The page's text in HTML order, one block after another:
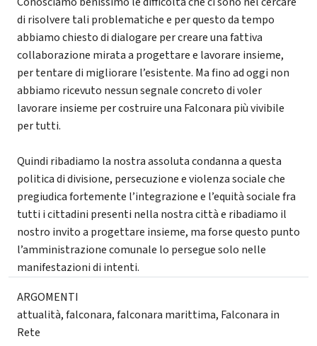
di risolvere tali problematiche e per questo da tempo
abbiamo chiesto di dialogare per creare una fattiva
collaborazione mirata a progettare e lavorare insieme,
per tentare di migliorare l’esistente. Ma fino ad oggi non
abbiamo ricevuto nessun segnale concreto di voler
lavorare insieme per costruire una Falconara più vivibile
per tutti.
Quindi ribadiamo la nostra assoluta condanna a questa
politica di divisione, persecuzione e violenza sociale che
pregiudica fortemente l’integrazione e l’equità sociale fra
tutti i cittadini presenti nella nostra città e ribadiamo il
nostro invito a progettare insieme, ma forse questo punto
l’amministrazione comunale lo persegue solo nelle
manifestazioni di intenti.
ARGOMENTI
attualità,falconara,falconara marittima, Falconara in
Rete